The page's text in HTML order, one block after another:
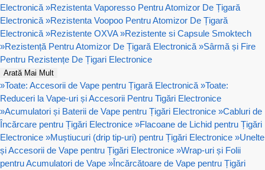
Electronică »Rezistenta Vaporesso Pentru Atomizor De Țigară
Electronică »Rezistenta Voopoo Pentru Atomizor De Țigară
Electronică »Rezistente OXVA »Rezistente si Capsule Smoktech
»Rezistență Pentru Atomizor De Țigară Electronică »Sârmă și Fire
Pentru Rezistențe De Țigari Electronice
Arată Mai Mult
»Toate: Accesorii de Vape pentru Țigară Electronică »Toate:
Reduceri la Vape-uri și Accesorii Pentru Tigări Electronice
»Acumulatori și Baterii de Vape pentru Țigări Electronice »Cabluri de
Încărcare pentru Țigări Electronice »Flacoane de Lichid pentru Țigări
Electronice »Muștiucuri (drip tip-uri) pentru Țigări Electronice »Unelte
și Accesorii de Vape pentru Țigări Electronice »Wrap-uri și Folii
pentru Acumulatori de Vape »Încărcătoare de Vape pentru Țigări